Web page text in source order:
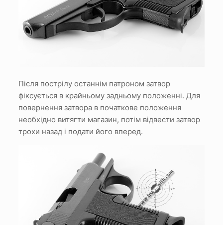
Після пострілу останнім патроном затвор
фіксується в крайньому задньому положенні. Для
повернення затвора в початкове положення
необхідно витягти магазин, потім відвести затвор
трохи назад і подати його вперед.